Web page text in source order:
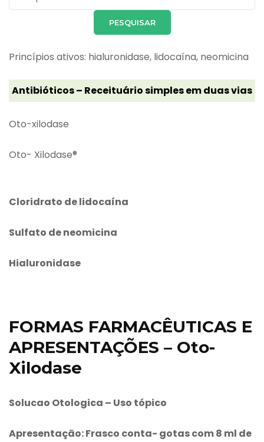
por:
Princípios ativos: hialuronidase, lidocaína, neomicina
Antibióticos – Receituário simples em duas vias
Oto-xilodase
Oto- Xilodase®
Cloridrato de lidocaína
Sulfato de neomicina
Hialuronidase
FORMAS FARMACÊUTICAS E
APRESENTAÇÕES – Oto-
Xilodase
Solucao Otologica – Uso tópico
Apresentação: Frasco conta- gotas com 8 ml de